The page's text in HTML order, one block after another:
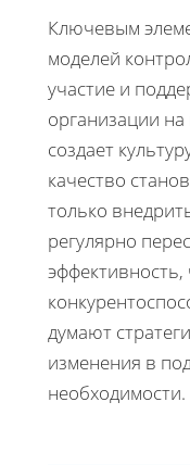
Ключевым
моделей
участие и
организации
создает
качество
только
регулярно
эффективность,
думают
изменения в
необходимости.